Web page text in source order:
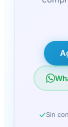
Sin